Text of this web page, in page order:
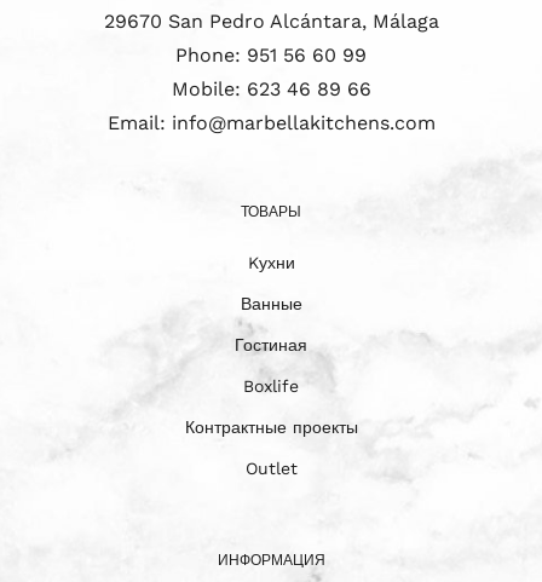
29670 San Pedro Alcántara, Málaga
Phone: 951 56 60 99
Mobile: 623 46 89 66
Email: info@marbellakitchens.com
ТОВАРЫ
Kухни
Ванные
Гостиная
Boxlife
Контрактные проекты
Outlet
ИНФОРМАЦИЯ